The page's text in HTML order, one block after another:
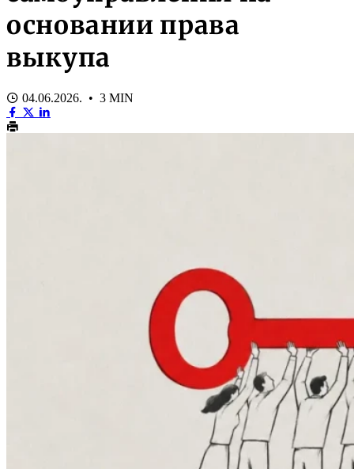
основании права
выкупа
04.06.2026. • 3 MIN